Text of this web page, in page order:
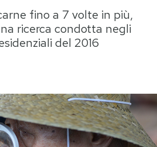
Media
Europa
fino a 7 volte in più,
ricerca condotta negli
del 2016